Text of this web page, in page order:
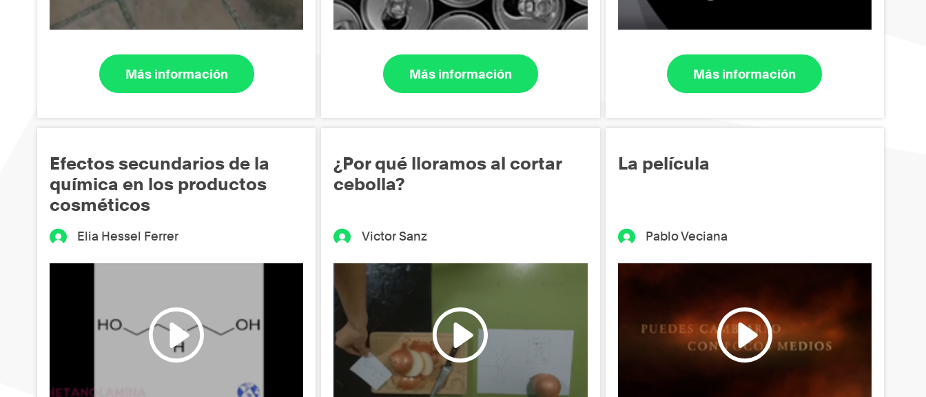
Más información Más información Más información
Efectos secundarios de la
química en los productos
cosméticos
Elia Hessel Ferrer
¿Por qué lloramos al cortar
cebolla?
Victor Sanz
La película
Pablo Veciana